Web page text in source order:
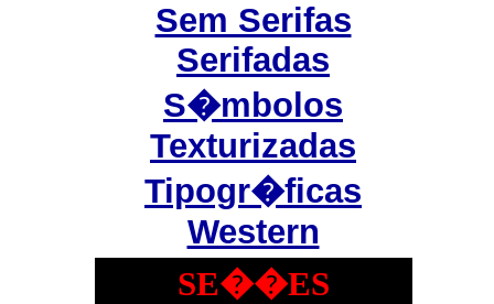
Sem Serifas
Serifadas
S�mbolos
Texturizadas
Tipogr�ficas
Western
SE��ES